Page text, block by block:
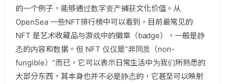
的一个例子，能够通过数字资产捕获文化价值。从
OpenSea 一些NFT排行榜中可以看到，目前最常见的
NFT 是艺术收藏品与游戏中的徽章（badge），一般是静
态的内容和数据。但 NFT 仅仅是“非同质（non-
fungible）”而已，它可以表示日常生活中为我们所熟悉的
大部分东西，其本身也并不必是静态的，它甚至可以映射